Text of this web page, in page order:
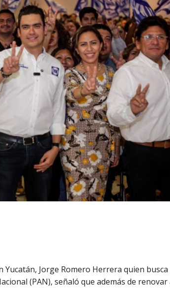
Yucatán, Jorge Romero Herrera quien
(PAN), señaló que además de renovar